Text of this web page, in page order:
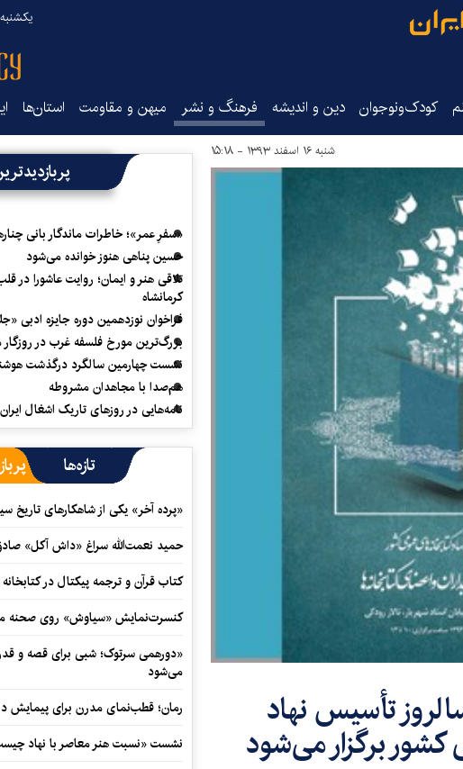
یکشنبه ۱۸ مرداد
کودک‌ونوجوان دین و اندیشه فرهنگ و نشر میهن و مقاومت استان‌ها
شنبه ۱۶ اسفند ۱۳۹۳ - ۱۵:۱۸
تأسیس نهاد
برگزار می‌شود
«سفرِ عمر»؛ خاطرات ماندگار بانی
حسین پناهی هنوز خوانده می‌شود
تلاقی هنر و ایمان؛ روایت عاشورا در
کرمانشاه
فراخوان نوزدهمین دوره جایزه ادبی
بزرگ‌ترین مورخ فلسفه غرب در روزگار
نشست چهارمین سالگرد درگذشت
هم‌صدا با مجاهدان مشروطه
نامه‌هایی در روزهای تاریک اشغال ایران
تازه‌ها
«پرده آخر» یکی از شاهکارهای تاریخ
حمید نعمت‌‏الله سراغ «داش آکل»
کتاب قرآن و ترجمه پیکتال در
کنسرت‌نمایش «سیاوش» روی صحنه
«دورهمی سرتوک؛ شبی برای قصه و
می‌شود
رمان؛ قطب‌نمای مدرن برای پیمایش
نشست «نسبت هنر معاصر با نهاد